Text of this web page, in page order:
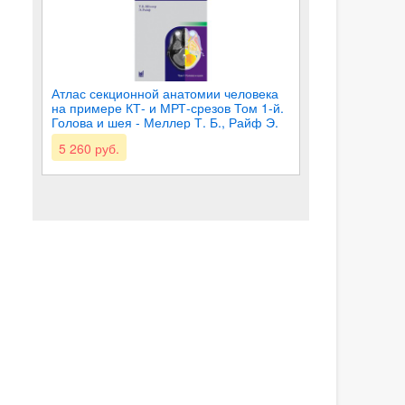
Атлас секционной анатомии человека
на примере КТ- и МРТ-срезов Том 1-й.
Голова и шея - Меллер Т. Б., Райф Э.
5 260 руб.